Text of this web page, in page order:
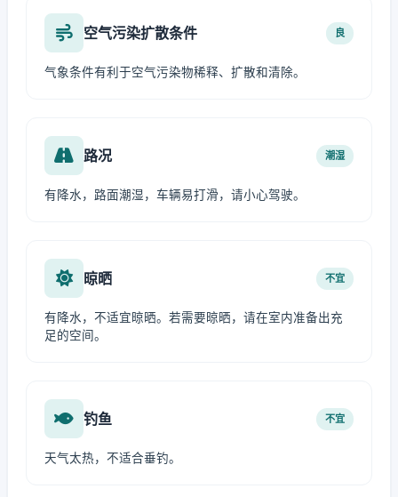
空气污染扩散条件 良
气象条件有利于空气污染物稀释、扩散和清除。
路况 潮湿
有降水，路面潮湿，车辆易打滑，请小心驾驶。
晾晒 不宜
有降水，不适宜晾晒。若需要晾晒，请在室内准备出充
足的空间。
钓鱼 不宜
天气太热，不适合垂钓。